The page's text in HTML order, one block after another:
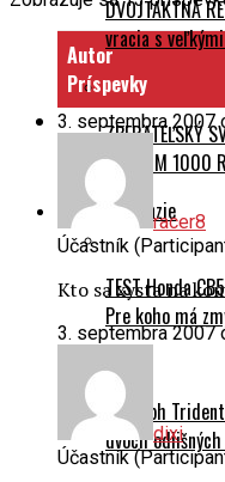
DVOJTAKTNÁ
vracia s
ZBERATEĽSKÝ
edíciu M 1000
Testy a recenzie
TEST Honda
Pre koho má
Triumph
dvoch
Autor
Príspevky
3. septembra 2007
racer8
Účastník
Kto sa xysta na
3. septembra 2007
dixi
Účastník